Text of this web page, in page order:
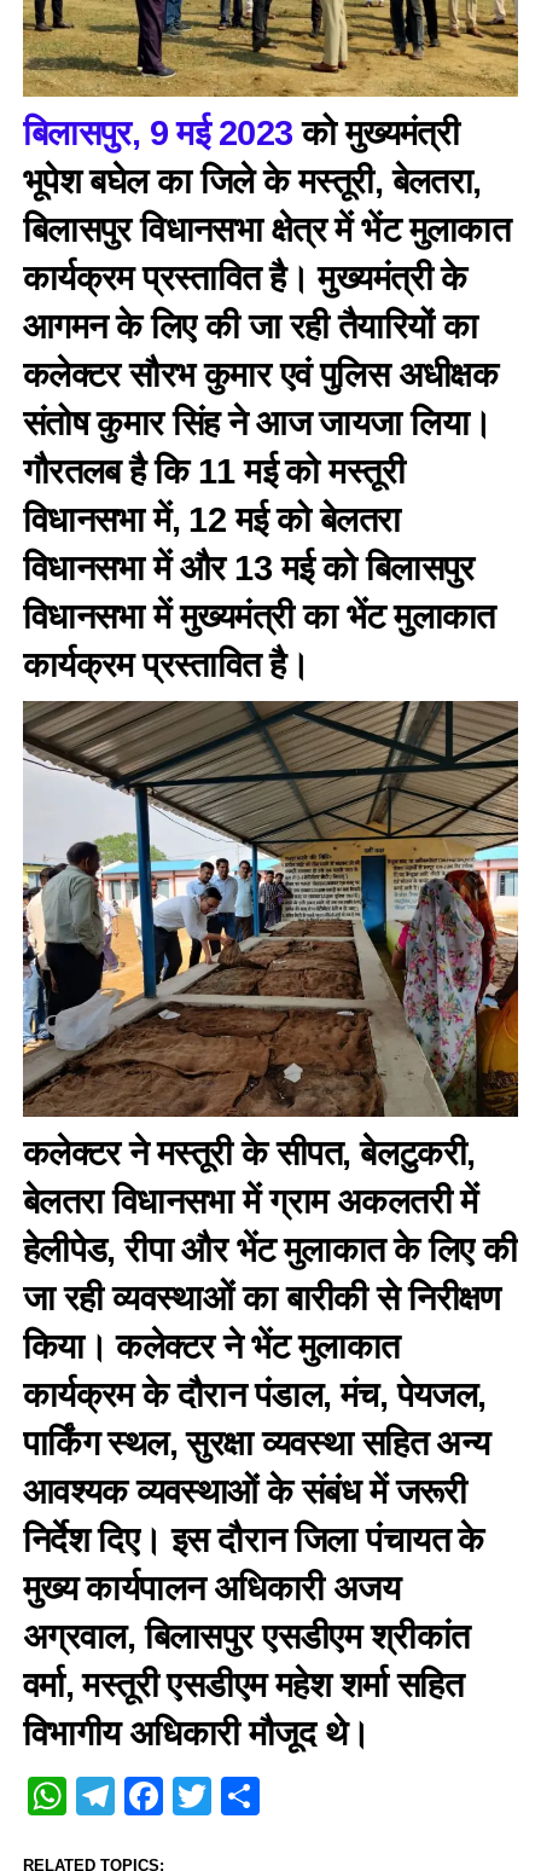
बिलासपुर, 9 मई 2023को मुख्यमंत्री
भूपेश बघेल का जिले के मस्तूरी, बेलतरा,
बिलासपुर विधानसभा क्षेत्र में भेंट मुलाकात
कार्यक्रम प्रस्तावित है। मुख्यमंत्री के
आगमन के लिए की जा रही तैयारियों का
कलेक्टर सौरभ कुमार एवं पुलिस अधीक्षक
संतोष कुमार सिंह ने आज जायजा लिया।
गौरतलब है कि 11 मई को मस्तूरी
विधानसभा में, 12 मई को बेलतरा
विधानसभा में और 13 मई को बिलासपुर
विधानसभा में मुख्यमंत्री का भेंट मुलाकात
कार्यक्रम प्रस्तावित है।
कलेक्टर ने मस्तूरी के सीपत, बेलटुकरी,
बेलतरा विधानसभा में ग्राम अकलतरी में
हेलीपेड, रीपा और भेंट मुलाकात के लिए की
जा रही व्यवस्थाओं का बारीकी से निरीक्षण
किया। कलेक्टर ने भेंट मुलाकात
कार्यक्रम के दौरान पंडाल, मंच, पेयजल,
पार्किंग स्थल, सुरक्षा व्यवस्था सहित अन्य
आवश्यक व्यवस्थाओं के संबंध में जरूरी
निर्देश दिए। इस दौरान जिला पंचायत के
मुख्य कार्यपालन अधिकारी अजय
अग्रवाल, बिलासपुर एसडीएम श्रीकांत
वर्मा, मस्तूरी एसडीएम महेश शर्मा सहित
विभागीय अधिकारी मौजूद थे।
WhatsApp
Telegram
Facebook
Twitter
Share
RELATED TOPICS: